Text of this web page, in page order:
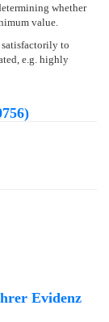
whether
value.
to
e.g. highly
Evidenz